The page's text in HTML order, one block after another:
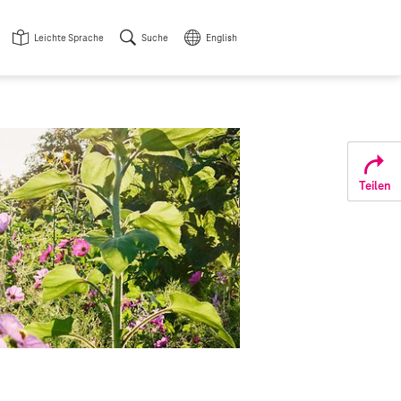
Leichte Sprache Suche English
Teilen